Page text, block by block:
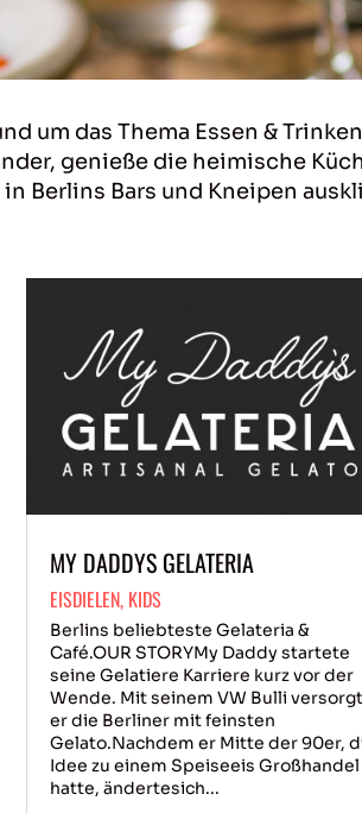
um das Thema Essen &
genieße die heimische
in Berlins Bars und Kneipen
MY DADDYS GELATERIA
EISDIELEN, KIDS
Berlins beliebteste Gelateria &
Café.OUR STORYMy Daddy startete
seine Gelatiere Karriere kurz vor der
Wende. Mit seinem VW Bulli
er die Berliner mit feinsten
Gelato.Nachdem er Mitte der 90er,
Idee zu einem Speiseeis Großhandel
hatte, ändertesich...